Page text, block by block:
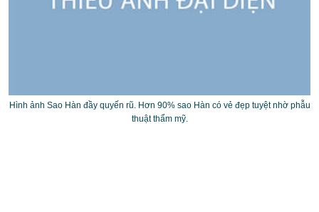
Hình ảnh Sao Hàn đầy quyến rũ. Hơn 90% sao Hàn có vẻ đẹp tuyệt nhờ phẫu
thuật thẩm mỹ.